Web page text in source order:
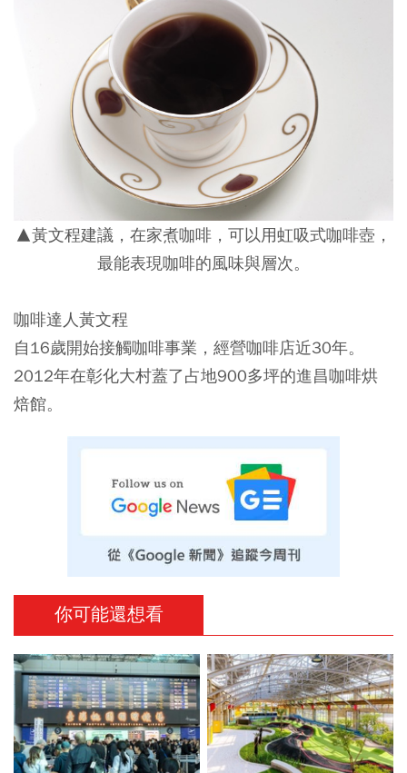
▲黃文程建議，在家煮咖啡，可以用虹吸式咖啡壺，
最能表現咖啡的風味與層次。
咖啡達人黃文程
自16歲開始接觸咖啡事業，經營咖啡店近30年。
2012年在彰化大村蓋了占地900多坪的進昌咖啡烘
焙館。
你可能還想看